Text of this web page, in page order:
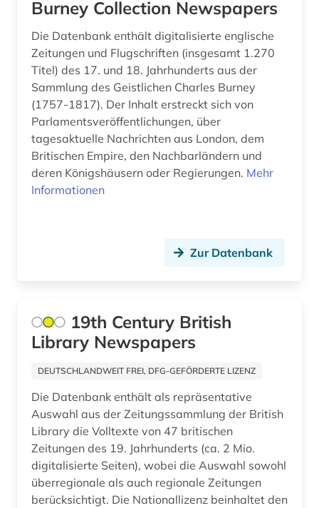
biowissenschaften (1)
black theater (1)
bond (1)
book of kells (1)
brief (4)
briefe (1)
britisches englisch (1)
british academy (1)
british library (1)
british national corpus (2)
brontë (1)
buch (1)
buchdruck (1)
Burney Collection Newspapers
Die Datenbank enthält digitalisierte englische
Zeitungen und Flugschriften (insgesamt 1.270
Titel) des 17. und 18. Jahrhunderts aus der
Sammlung des Geistlichen Charles Burney
(1757-1817). Der Inhalt erstreckt sich von
Parlamentsveröffentlichungen, über
tagesaktuelle Nachrichten aus London, dem
Britischen Empire, den Nachbarländern und
deren Königshäusern oder Regierungen. Mehr
Informationen
Zur Datenbank
19th Century British
Library Newspapers
DEUTSCHLANDWEIT FREI, DFG-GEFÖRDERTE LIZENZ
Die Datenbank enthält als repräsentative
Auswahl aus der Zeitungssammlung der British
Library die Volltexte von 47 britischen
Zeitungen des 19. Jahrhunderts (ca. 2 Mio.
digitalisierte Seiten), wobei die Auswahl sowohl
überregionale als auch regionale Zeitungen
berücksichtigt. Die Nationallizenz beinhaltet den